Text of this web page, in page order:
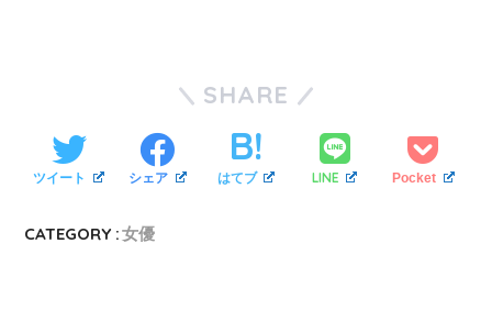
SHARE
ツイート シェア はてブ LINE Pocket
CATEGORY :女優